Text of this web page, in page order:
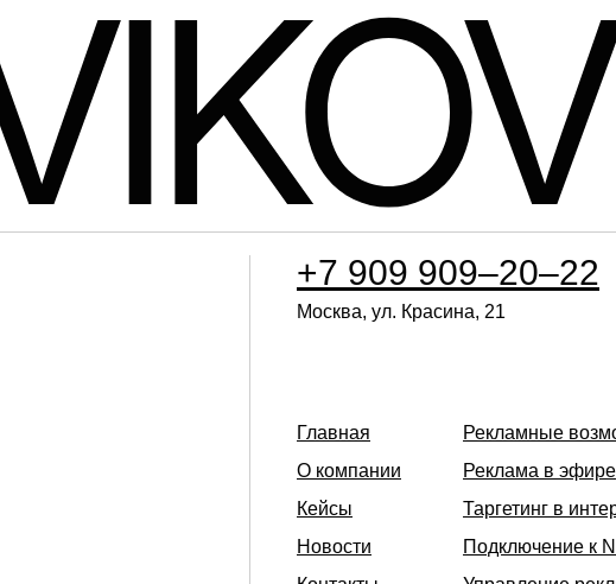
+7 909 909–20–22
Москва, ул. Красина, 21
Главная
О компании
Кейсы
Новости
Рекламные
Реклама в эфире
Таргетинг в
Подключение к